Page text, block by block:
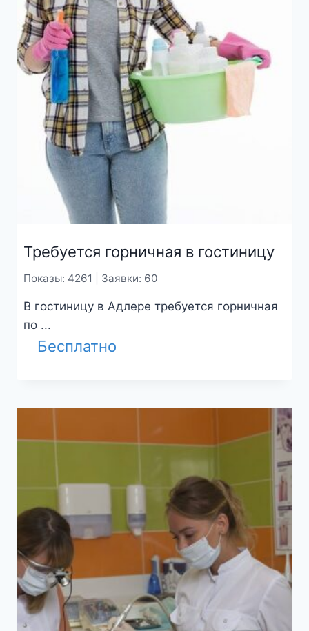
Требуется горничная в гостиницу
Показы: 4261 | Заявки: 60
В гостиницу в Адлере требуется горничная
по ...
Бесплатно